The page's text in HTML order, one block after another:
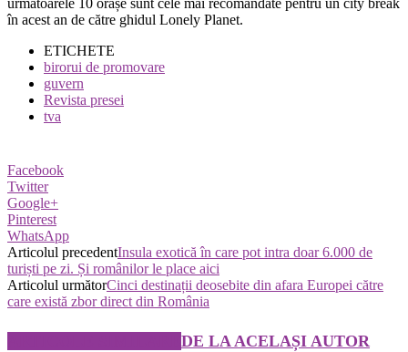
următoarele 10 orașe sunt cele mai recomandate pentru un city break
în acest an de către ghidul Lonely Planet.
ETICHETE
birorui de promovare
guvern
Revista presei
tva
Facebook
Twitter
Google+
Pinterest
WhatsApp
Articolul precedentInsula exotică în care pot intra doar 6.000 de
turiști pe zi. Și românilor le place aici
Articolul următorCinci destinații deosebite din afara Europei către
care există zbor direct din România
DE LA ACELAȘI AUTOR